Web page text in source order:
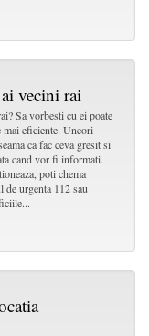
vecini rai
Sa vorbesti cu ei poate
eficiente. Uneori
ca fac ceva gresit si
cand vor fi informati.
poti chema
de urgenta 112 sau